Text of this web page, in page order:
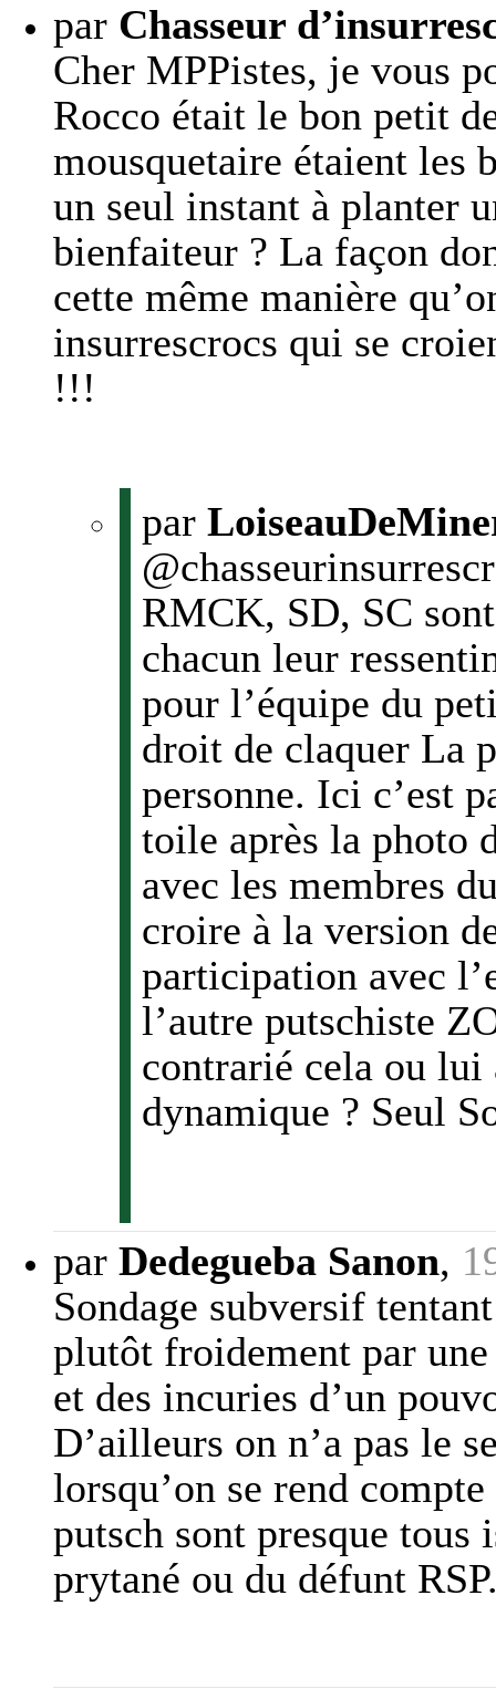
par Chasseur
Cher MPPistes, je vous
Rocco était le bon petit
mousquetaire étaient les
un seul instant à planter
bienfaiteur ? La façon
cette même manière
insurrescrocs qui se
!!!
par
RMCK, SD, SC
chacun leur
pour l’équipe du
droit de claquer La
personne. Ici c’est
toile après la photo
avec les membres
croire à la version
participation avec
l’autre putschiste
contrarié cela ou lui
dynamique ? Seul
par Dedegueba Sanon,
Sondage subversif
plutôt froidement par
et des incuries d’un
D’ailleurs on n’a pas le
lorsqu’on se rend
putsch sont presque tous
prytané ou du défunt